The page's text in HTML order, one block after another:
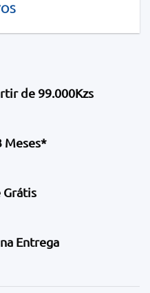
de 99.000Kzs
Meses*
Entrega